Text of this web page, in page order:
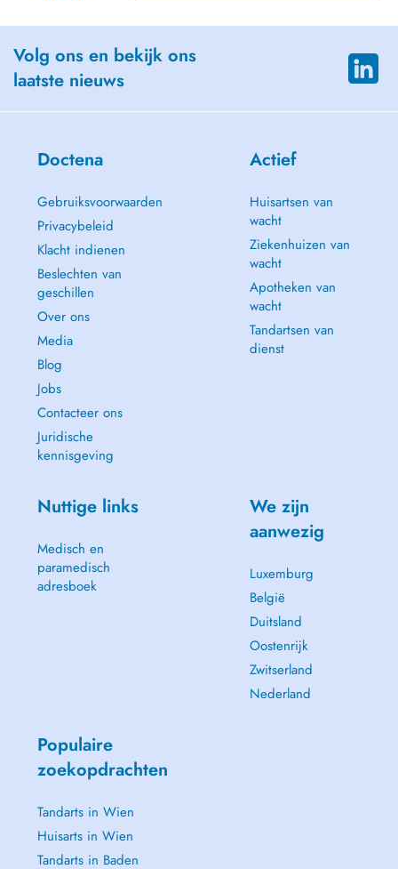
Volg ons en bekijk ons
laatste nieuws
Doctena
Gebruiksvoorwaarden
Privacybeleid
Klacht indienen
Beslechten van
geschillen
Over ons
Media
Blog
Jobs
Contacteer ons
Juridische
kennisgeving
Actief
Huisartsen van
wacht
Ziekenhuizen van
wacht
Apotheken van
wacht
Tandartsen van
dienst
Nuttige links
Medisch en
paramedisch
adresboek
We zijn
aanwezig
Luxemburg
België
Duitsland
Oostenrijk
Zwitserland
Nederland
Populaire
zoekopdrachten
Tandarts in Wien
Huisarts in Wien
Tandarts in Baden